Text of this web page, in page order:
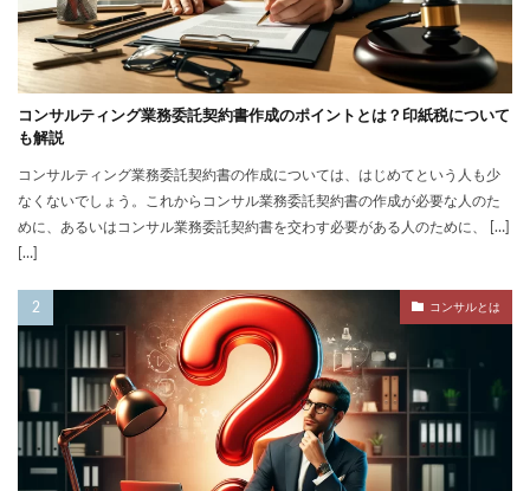
コンサルティング業務委託契約書作成のポイントとは？印紙税について
も解説
コンサルティング業務委託契約書の作成については、はじめてという人も少
なくないでしょう。これからコンサル業務委託契約書の作成が必要な人のた
めに、あるいはコンサル業務委託契約書を交わす必要がある人のために、 […]
[…]
コンサルとは